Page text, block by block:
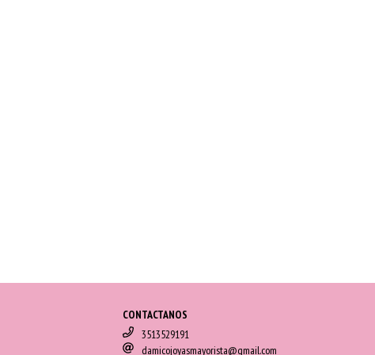
CONTACTANOS
3513529191
damicojoyasmayorista@gmail.com